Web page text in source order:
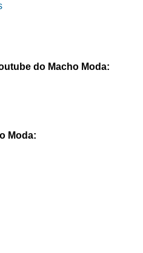
do Macho Moda:
Moda: